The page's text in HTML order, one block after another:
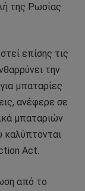
της Ρωσίας
επίσης τις
την
μπαταρίες
ανέφερε σε
μπαταριών
καλύπτονται
Act.
από το